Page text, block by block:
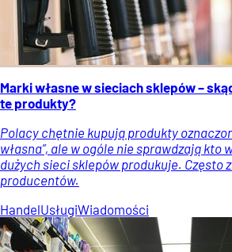
Marki własne w sieciach sklepów –
te produkty?
Polacy chętnie kupują produkty
własna”, ale w ogóle nie sprawdzają kto
dużych sieci sklepów produkuje. Często
producentów.
HandelUsługiWiadomości